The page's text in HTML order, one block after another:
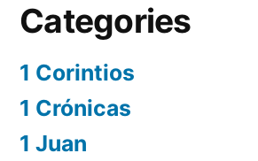
Categories
1 Corintios
1 Crónicas
1 Juan